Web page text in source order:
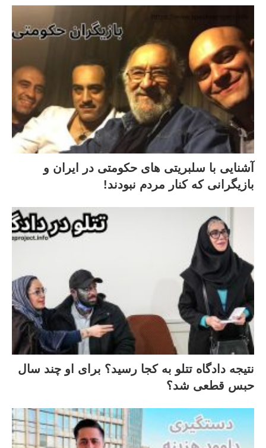
آشنایی با سلبریتی های حکومتی در ایران و
بازیگرانی که کنار مردم نبودند!
نتیجه دادگاه تتلو به کجا رسید؟ برای او چند سال
حبس قطعی شد؟